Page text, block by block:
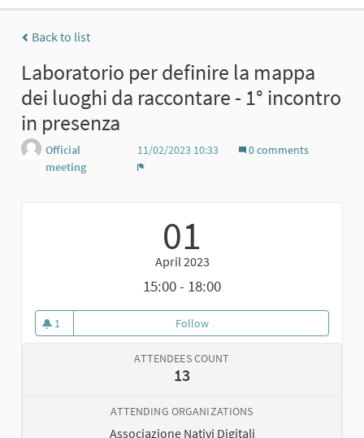
Back to list
Laboratorio per definire la mappa
dei luoghi da raccontare - 1° incontro
in presenza
Official
meeting
11/02/2023 10:33
0 comments
01
April 2023
15:00 - 18:00
1
1 follower
FollowLaboratorio per definire la
ATTENDEES COUNT
13
ATTENDING ORGANIZATIONS
Associazione Nativi Digitali